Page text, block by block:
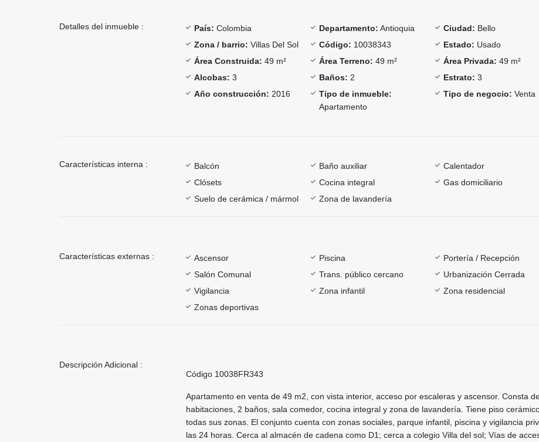
Detalles del inmueble : País: Colombia Departamento: Antioquia Ciudad: Bello
Zona / barrio: Villas Del Sol Código: 10038343 Estado: Usado
Área Construida: 49 m² Área Terreno: 49 m² Área Privada: 49 m²
Alcobas: 3 Baños: 2 Estrato: 3
Año construcción: 2016
Tipo de inmueble:
Apartamento
Tipo de negocio: Venta
Características interna : Balcón Baño auxiliar
Calentador
Clósets
Cocina integral
Gas domiciliario
Suelo de cerámica / mármol
Zona de lavandería
Características externas : Ascensor Piscina
Portería / Recepción
Salón Comunal
Trans. público cercano
Urbanización Cerrada
Vigilancia
Zona infantil
Zona residencial
Zonas deportivas
Descripción Adicional :
Código 10038FR343
Apartamento en venta de 49 m2, con vista interior, acceso por escaleras y ascensor. Consta
habitaciones, 2 baños, sala comedor, cocina integral y zona de lavandería. Tiene piso
todas sus zonas. El conjunto cuenta con zonas sociales, parque infantil, piscina y vigilancia
las 24 horas. Cerca al almacén de cadena como D1; cerca a colegio Villa del sol; Vías de